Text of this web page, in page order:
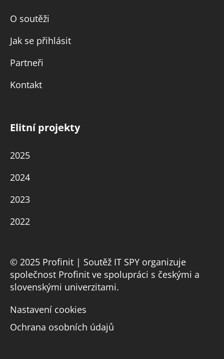
O soutěži
Jak se přihlásit
Partneři
Kontakt
Elitní projekty
2025
2024
2023
2022
© 2025 Profinit | Soutěž IT SPY organizuje
společnost Profinit ve spolupráci s českými a
slovenskými univerzitami.
Nastavení cookies
Ochrana osobních údajů